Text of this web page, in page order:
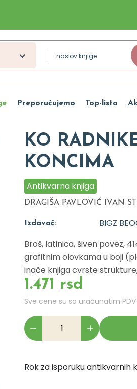
Preporučujemo Top-lista
KO
KONCIMA
Antikvarna knjiga
DRAGIŠA PAVLOVIĆ IVAN
Izdavač:
BIGZ
Broš, latinica, šiven povez,
grafitnim olovkama u boji
inače knjiga cvrste
1.471 rsd
Sve cene su sa uračunatim
Rok za isporuku antikvarnih